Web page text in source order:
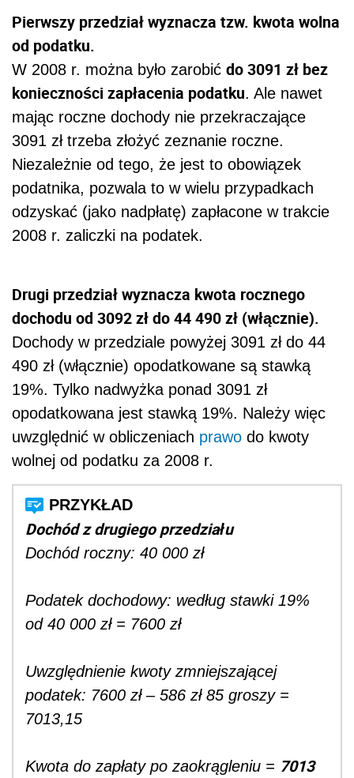
Pierwszy przedział wyznacza tzw. kwota wolna
od podatku.
W 2008 r. można było zarobić do 3091 zł bez
konieczności zapłacenia podatku. Ale nawet
mając roczne dochody nie przekraczające
3091 zł trzeba złożyć zeznanie roczne.
Niezależnie od tego, że jest to obowiązek
podatnika, pozwala to w wielu przypadkach
odzyskać (jako nadpłatę) zapłacone w trakcie
2008 r. zaliczki na podatek.
Drugi przedział wyznacza kwota rocznego
dochodu od 3092 zł do 44 490 zł (włącznie).
Dochody w przedziale powyżej 3091 zł do 44
490 zł (włącznie) opodatkowane są stawką
19%. Tylko nadwyżka ponad 3091 zł
opodatkowana jest stawką 19%. Należy więc
uwzględnić w obliczeniach prawo do kwoty
wolnej od podatku za 2008 r.
Dochód z drugiego przedziału
Dochód roczny: 40 000 zł
Podatek dochodowy: według stawki 19%
od 40 000 zł = 7600 zł
Uwzględnienie kwoty zmniejszającej
podatek: 7600 zł – 586 zł 85 groszy =
7013,15
Kwota do zapłaty po zaokrągleniu = 7013